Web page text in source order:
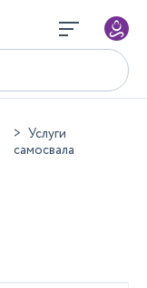
Услуги
самосвала